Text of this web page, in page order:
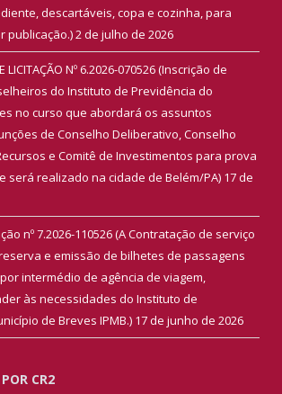
descartáveis, copa e cozinha, para
publicação.)2 de julho de 2026
LICITAÇÃO Nº 6.2026-070526 (Inscrição de
do Instituto de Previdência do
no curso que abordará os assuntos
de Conselho Deliberativo, Conselho
e Comitê de Investimentos para prova
será realizado na cidade de Belém/PA) 17 de
nº 7.2026-110526 (A Contratação de serviço
e emissão de bilhetes de passagens
intermédio de agência de viagem,
às necessidades do Instituto de
de Breves IPMB.) 17 de junho de 2026
CR2